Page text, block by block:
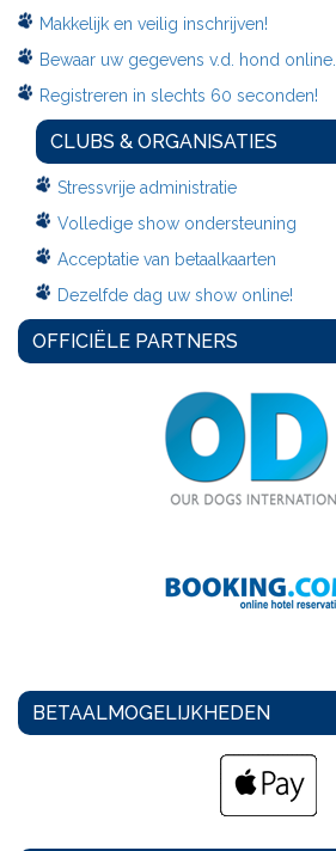
Makkelijk en veilig inschrijven!
Bewaar uw gegevens v.d. hond online.
Registreren in slechts 60 seconden!
CLUBS & ORGANISATIES
Stressvrije administratie
Volledige show ondersteuning
Acceptatie van betaalkaarten
Dezelfde dag uw show online!
OFFICIËLE PARTNERS
BETAALMOGELIJKHEDEN